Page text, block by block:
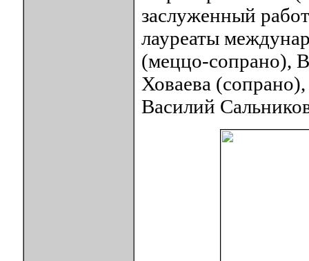
заслуженный
лауреаты
(меццо-сопрано),
Ховаева
Василий